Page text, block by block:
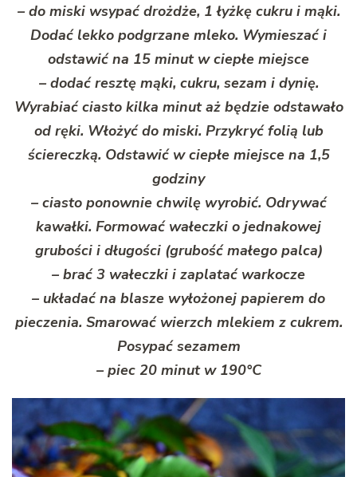
– do miski wsypać drożdże, 1 łyżkę cukru i mąki.
Dodać lekko podgrzane mleko. Wymieszać i
odstawić na 15 minut w ciepłe miejsce
– dodać resztę mąki, cukru, sezam i dynię.
Wyrabiać ciasto kilka minut aż będzie odstawało
od ręki. Włożyć do miski. Przykryć folią lub
ściereczką. Odstawić w ciepłe miejsce na 1,5
godziny
– ciasto ponownie chwilę wyrobić. Odrywać
kawałki. Formować wałeczki o jednakowej
grubości i długości (grubość małego palca)
– brać 3 wałeczki i zaplatać warkocze
– układać na blasze wyłożonej papierem do
pieczenia. Smarować wierzch mlekiem z cukrem.
Posypać sezamem
– piec 20 minut w 190°C